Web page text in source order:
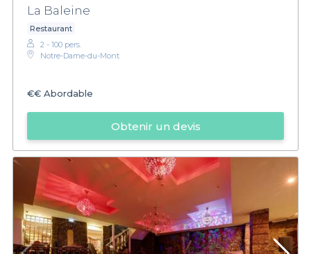
La Baleine
Restaurant
2 - 100 pers.
Notre-Dame-du-Mont
€€ Abordable
Obtenir un devis